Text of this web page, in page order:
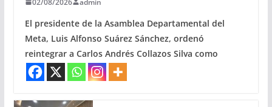
El presidente de la Asamblea Departamental del
Meta, Luis Alfonso Suárez Sánchez, ordenó
reintegrar a Carlos Andrés Collazos Silva como